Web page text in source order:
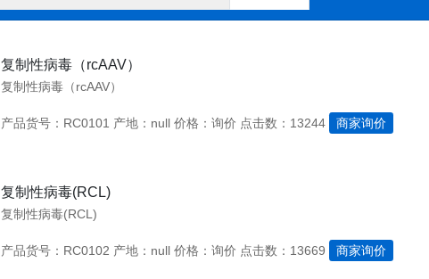
复制性病毒（rcAAV）
复制性病毒（rcAAV）
产品货号：RC0101 产地：null 价格：询价 点击数：13244 商家询价
复制性病毒(RCL)
复制性病毒(RCL)
产品货号：RC0102 产地：null 价格：询价 点击数：13669 商家询价